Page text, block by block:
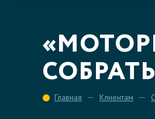
Главная Клиентам